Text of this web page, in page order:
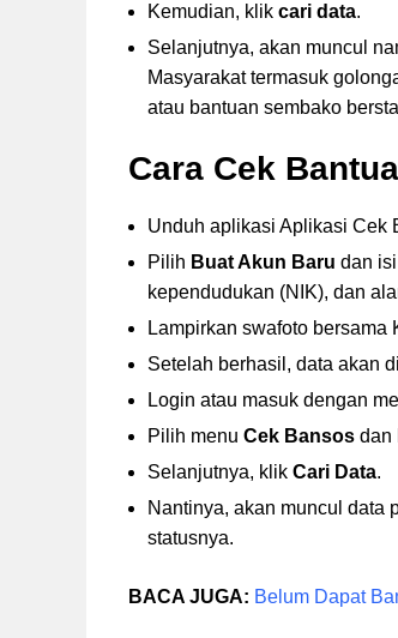
Kemudian, klik cari data.
Selanjutnya, akan muncul
Masyarakat termasuk
atau bantuan sembako
Cara Cek
Unduh aplikasi Aplikasi Cek
Pilih Buat Akun Baru dan
kependudukan (NIK), dan
Lampirkan swafoto bersama
Setelah berhasil, data akan
Login atau masuk dengan
Pilih menu Cek Bansos dan
Selanjutnya, klik Cari Data.
Nantinya, akan muncul data
statusnya.
BACA JUGA: Belum Dapat